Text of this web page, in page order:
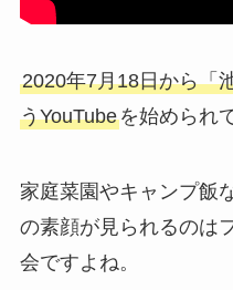
2020年7月18日から「
うYouTubeを始められ
家庭菜園やキャンプ飯
の素顔が見られるのは
会ですよね。